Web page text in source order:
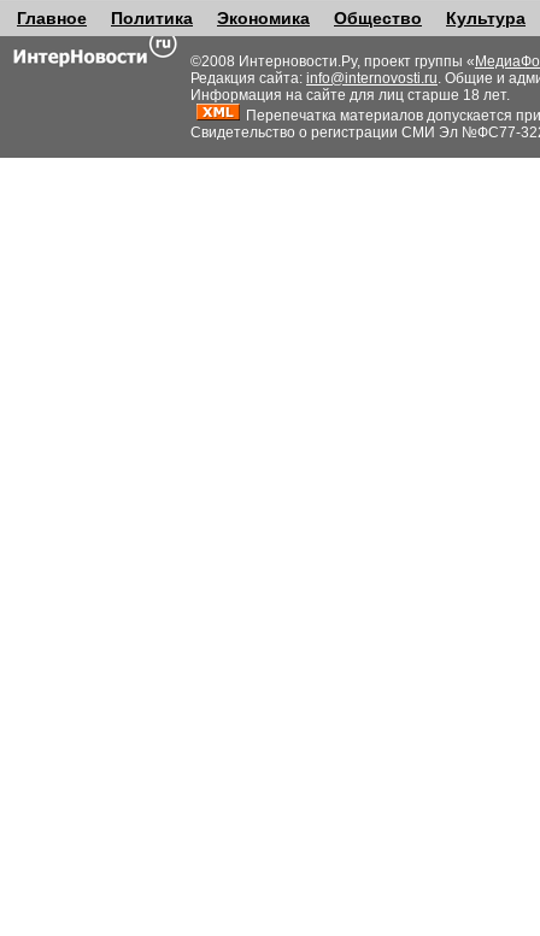
Главное Политика Экономика Общество Культура
©2008 Интерновости.Ру, проект группы «
Редакция сайта: info@internovosti.ru. Общие и
Информация на сайте для лиц старше 18 лет.
Перепечатка материалов допускается
Свидетельство о регистрации СМИ Эл №ФС77-